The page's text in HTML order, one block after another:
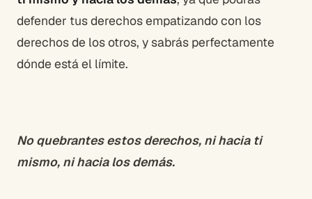
defender tus derechos empatizando con los
derechos de los otros, y sabrás perfectamente
dónde está el límite.
No quebrantes estos derechos, ni hacia ti
mismo, ni hacia los demás.